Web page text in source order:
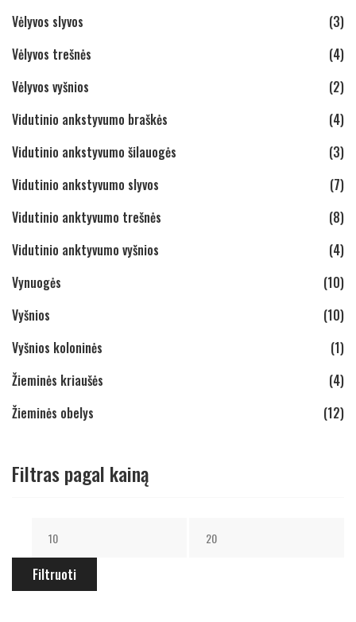
Vėlyvos slyvos
(3)
Vėlyvos trešnės
(4)
Vėlyvos vyšnios
(2)
Vidutinio ankstyvumo braškės
(4)
Vidutinio ankstyvumo šilauogės
(3)
Vidutinio ankstyvumo slyvos
(7)
Vidutinio anktyvumo trešnės
(8)
Vidutinio anktyvumo vyšnios
(4)
Vynuogės
(10)
Vyšnios
(10)
Vyšnios koloninės
(1)
Žieminės kriaušės
(4)
Žieminės obelys
(12)
Filtras pagal kainą
Filtruoti